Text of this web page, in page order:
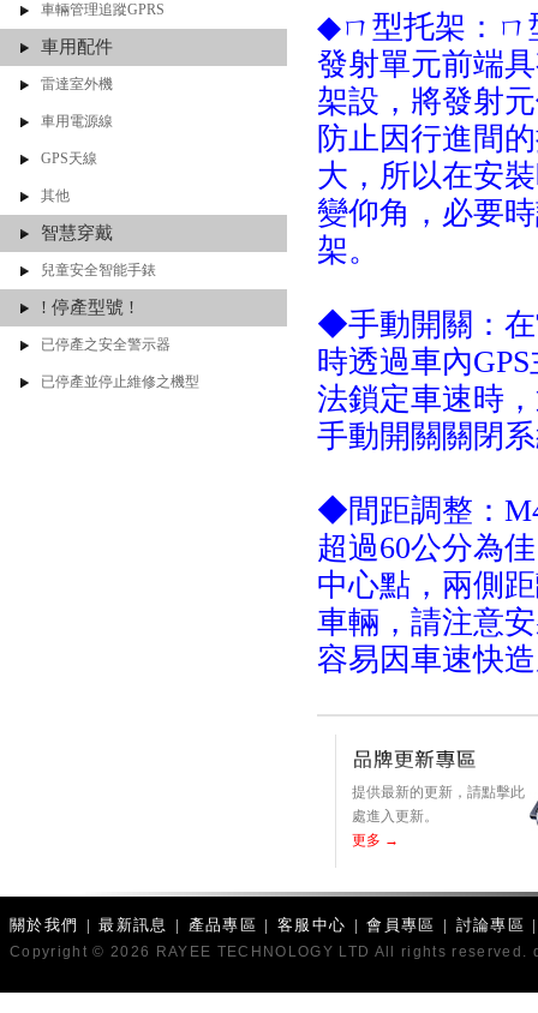
車輛管理追蹤GPRS
車用配件
雷達室外機
車用電源線
GPS天線
其他
智慧穿戴
兒童安全智能手錶
! 停產型號 !
已停產之安全警示器
已停產並停止維修之機型
◆ㄇ型托架：ㄇ
發射單元前端
架設，將發射
防止因行進間
大，所以在安
變仰角，必要
架。
◆手動開關：在
時透過車內
法鎖定車速時
手動開關關閉
◆間距調整：
超過60公分為
中心點，兩側
車輛，請注意
容易因車速快
提供最新的更新，請點擊此
處進入更新。
更多 →
關於我們 | 最新訊息 | 產品專區 | 客服中心 | 會員專區 | 討論專區
Copyright © 2026 RAYEE TECHNOLOGY LTD All rights